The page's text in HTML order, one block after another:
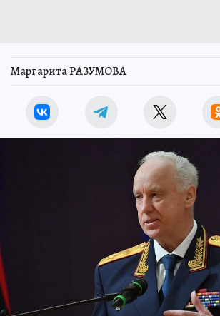
Маргарита РАЗУМОВА